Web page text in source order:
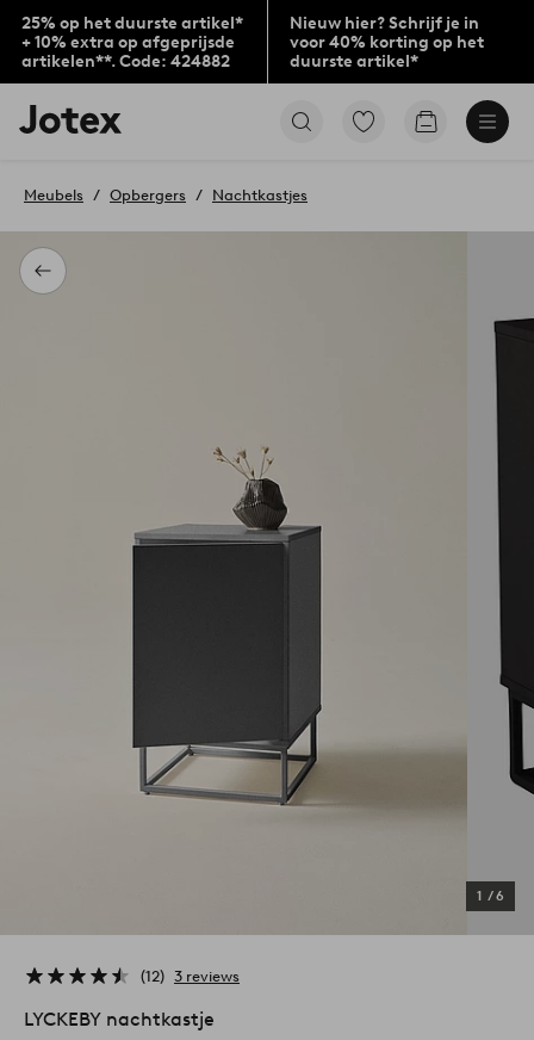
25% op het duurste artikel*
+ 10% extra op afgeprijsde
artikelen**. Code: 424882
Nieuw hier? Schrijf je in
voor 40% korting op het
duurste artikel*
Jotex
logo
to
home
page
Ga
Go
Terug
Meubels Opbergers Nachtkastjes
1 /6
12 3 reviews
LYCKEBY nachtkastje